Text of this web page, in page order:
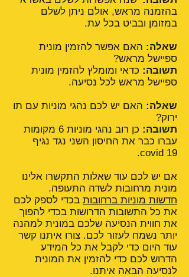
בהזמנה מראש, אולם ניתן לשלם
במזומן ובביט בכל עת.
שאלה: האם אפשר להזמין מונית
ספיישל מראש?
תשובה: כדאי ומומלץ להזמין מונית
ספיישל מראש לכל נסיעה.
שאלה: האם יש לכם נהגי מוניות עם תו
ירוק?
תשובה:
כן רוב נהגי מוניות 6 מקומות
עברו כבר את החיסון השני נגד נגיף
covid 19.
אם יש לכם עוד שאלות התקשרו אלינו
מונית מרחובות לשדה התעופה.
חדשות מוניות ברחובות בכדי לספק לכם
את כל התשובות הדרושות בכדי להפוך
את חווית הנסיעה שלכם במונית למהנה
יותר נשמח לעזור לכם. צורו איתנו קשר
עוד היום כדי לקבל את כל המידע
הדרוש לכם כדי להזמין את המונית
לנסיעה הבאה איתנו.